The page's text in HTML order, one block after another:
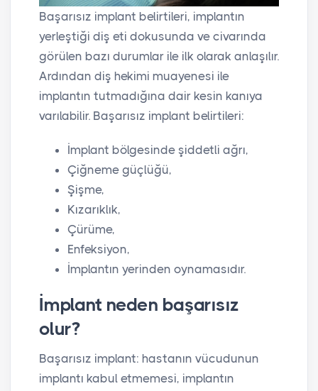
Başarısız implant belirtileri, implantın
yerleştiği diş eti dokusunda ve civarında
görülen bazı durumlar ile ilk olarak anlaşılır.
Ardından diş hekimi muayenesi ile
implantın tutmadığına dair kesin kanıya
varılabilir. Başarısız implant belirtileri:
İmplant bölgesinde şiddetli ağrı,
Çiğneme güçlüğü,
Şişme,
Kızarıklık,
Çürüme,
Enfeksiyon,
İmplantın yerinden oynamasıdır.
İmplant neden başarısız
olur?
Başarısız implant: hastanın vücudunun
implantı kabul etmemesi, implantın